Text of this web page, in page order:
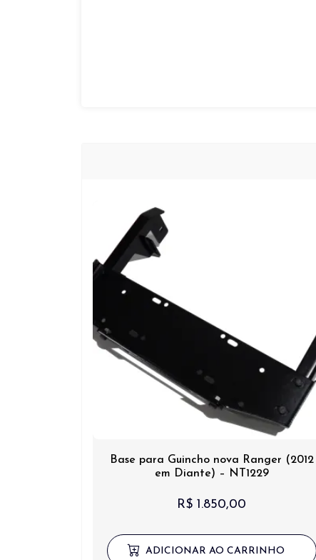
Base para Guincho nova Ranger (2012
em Diante) – NT1229
R$ 1.850,00
ADICIONAR AO CARRINHO